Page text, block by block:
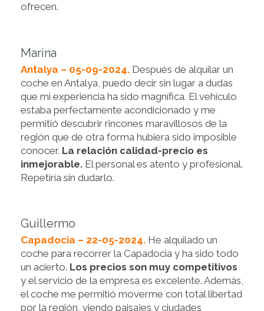
ofrecen.
Marina
Antalya – 05-09-2024. Después de alquilar un
coche en Antalya, puedo decir sin lugar a dudas
que mi experiencia ha sido magnífica. El vehículo
estaba perfectamente acondicionado y me
permitió descubrir rincones maravillosos de la
región que de otra forma hubiera sido imposible
conocer. La relación calidad-precio es
inmejorable. El personal es atento y profesional.
Repetiría sin dudarlo.
Guillermo
Capadocia – 22-05-2024. He alquilado un
coche para recorrer la Capadocia y ha sido todo
un acierto. Los precios son muy competitivos
y el servicio de la empresa es excelente. Además,
el coche me permitió moverme con total libertad
por la región, viendo paisajes y ciudades